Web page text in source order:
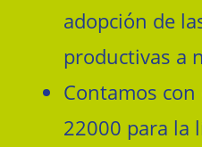
adopción de
productivas a
Contamos con
22000 para la